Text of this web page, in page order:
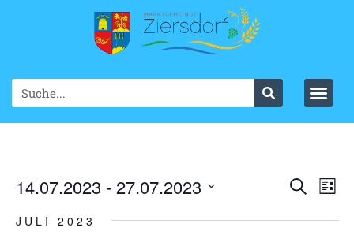
SucheList
14.07.2023 - 27.07.2023
wählen.
JULI 2023